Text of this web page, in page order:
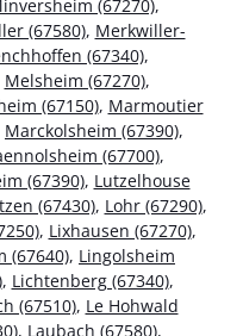
(67270),
(67580), Merkwiller-
(67340),
Melsheim (67270),
(67150), Marmoutier
Marckolsheim (67390),
(67700),
(67390), Lutzelhouse
(67430), Lohr (67290),
, Lixhausen (67270),
(67640), Lingolsheim
, Lichtenberg (67340),
(67510), Le Hohwald
, Laubach (67580),